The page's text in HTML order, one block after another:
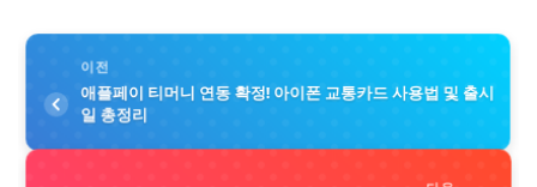
이전
애플페이 티머니 연동 확정! 아이폰 교통카드 사용법 및 출시
일 총정리